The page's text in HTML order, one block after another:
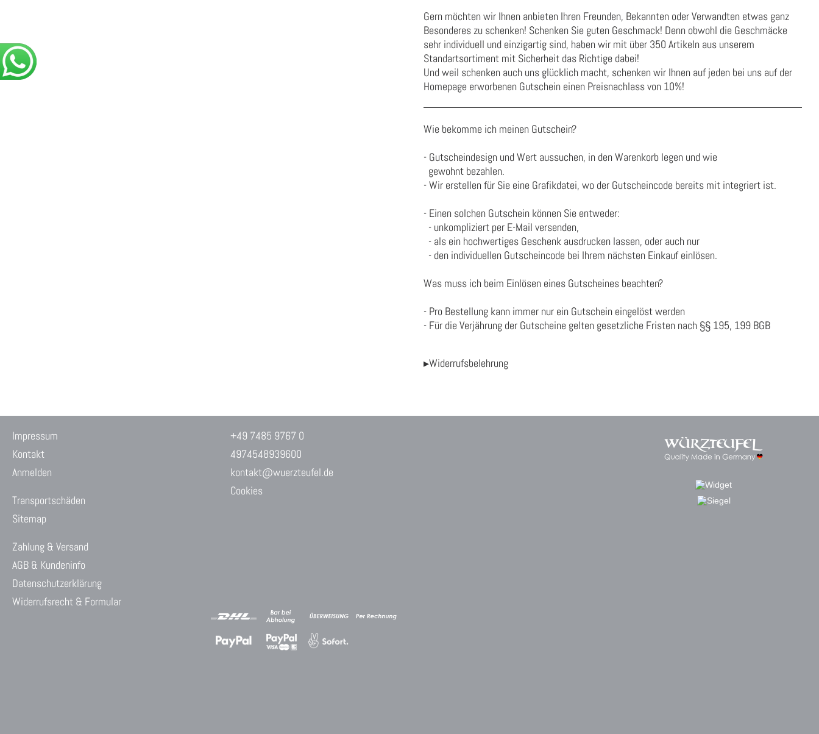
Gern möchten wir Ihnen anbieten Ihren Freunden, Bekannten oder Verwandten etwas ganz
Besonderes zu schenken! Schenken Sie guten Geschmack! Denn obwohl die Geschmäcke
sehr individuell und einzigartig sind, haben wir mit über 350 Artikeln aus unserem
Standartsortiment mit Sicherheit das Richtige dabei!
Und weil schenken auch uns glücklich macht, schenken wir Ihnen auf jeden bei uns auf der
Homepage erworbenen Gutschein einen Preisnachlass von 10%!
Wie bekomme ich meinen Gutschein?
- Gutscheindesign und Wert aussuchen, in den Warenkorb legen und wie
gewohnt bezahlen.
- Wir erstellen für Sie eine Grafikdatei, wo der Gutscheincode bereits mit integriert ist.
- Einen solchen Gutschein können Sie entweder:
- unkompliziert per E-Mail versenden,
- als ein hochwertiges Geschenk ausdrucken lassen, oder auch nur
- den individuellen Gutscheincode bei Ihrem nächsten Einkauf einlösen.
Was muss ich beim Einlösen eines Gutscheines beachten?
- Pro Bestellung kann immer nur ein Gutschein eingelöst werden
- Für die Verjährung der Gutscheine gelten gesetzliche Fristen nach §§ 195, 199 BGB
▸Widerrufsbelehrung
Impressum
Kontakt
Anmelden
Transportschäden
Sitemap
Zahlung & Versand
AGB & Kundeninfo
Datenschutzerklärung
Widerrufsrecht & Formular
+49 7485 9767 0
4974548939600
kontakt@wuerzteufel.de
Cookies